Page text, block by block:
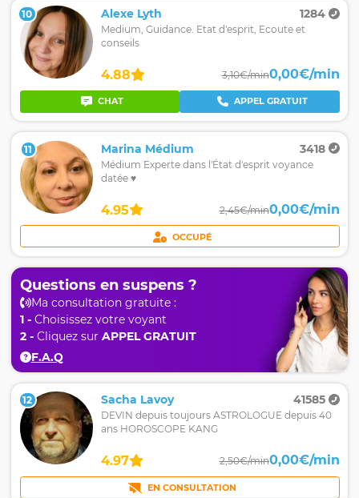
Questions en suspens ?
Ma consultation gratuite :
1 -Choisissez votre voyant
2 -Cliquez sur APPEL GRATUIT
F.A.Q
10 Alexe Lyth 1284
Medium, Guidance. Etat d'esprit, Ecoute et
conseils
4.88 3,10€/min0,00€/min
CHAT APPEL GRATUIT
11 Marina Médium 3418
Médium Experte dans l'État d'esprit voyance
datée ♥️
4.95 2,45€/min0,00€/min
OCCUPÉ
12 Sacha Lavoy 41585
DEVIN depuis toujours ASTROLOGUE depuis 40
ans HOROSCOPE KANG
4.97 2,50€/min0,00€/min
EN CONSULTATION